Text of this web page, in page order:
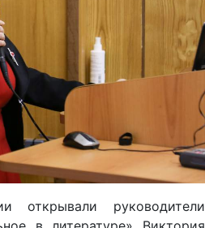
открывали руководители